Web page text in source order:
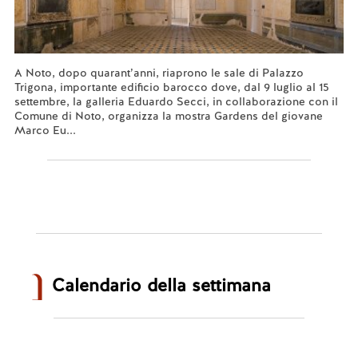
A Noto, dopo quarant’anni, riaprono le sale di Palazzo
Trigona, importante edificio barocco dove, dal 9 luglio al 15
settembre, la galleria Eduardo Secci, in collaborazione con il
Comune di Noto, organizza la mostra Gardens del giovane
Marco Eu...
Calendario della settimana